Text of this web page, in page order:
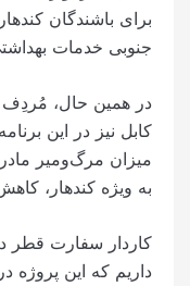
برای باشندگان
جنوبی خدمات
در همین حال، مُردِف
کابل نیز در این
میزان مرگ‌ومیر
به‌ ویژه کندهار،
کاردار سفارت قطر
داریم که این پروژه